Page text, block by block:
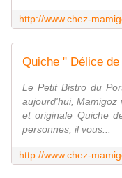
Le Petit Bistro du
aujourd'hui, Mamigoz
et originale Quiche
personnes, il vous...